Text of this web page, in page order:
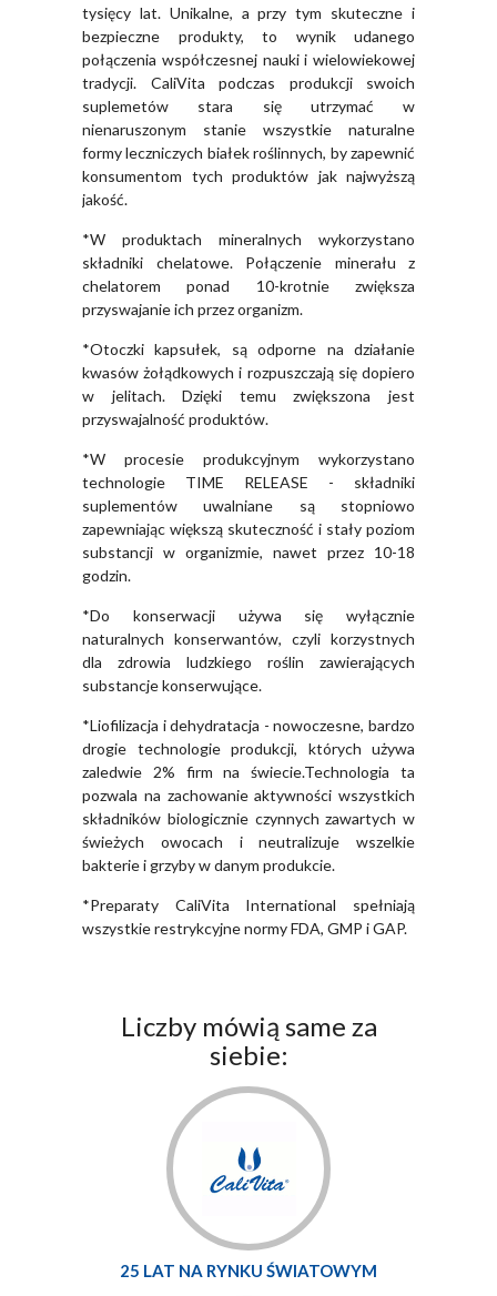
tysięcy lat. Unikalne, a przy tym skuteczne i
bezpieczne produkty, to wynik udanego
połączenia współczesnej nauki i wielowiekowej
tradycji. CaliVita podczas produkcji swoich
suplemetów stara się utrzymać w
nienaruszonym stanie wszystkie naturalne
formy leczniczych białek roślinnych, by zapewnić
konsumentom tych produktów jak najwyższą
jakość.
*W produktach mineralnych wykorzystano
składniki chelatowe. Połączenie minerału z
chelatorem ponad 10-krotnie zwiększa
przyswajanie ich przez organizm.
*Otoczki kapsułek, są odporne na działanie
kwasów żołądkowych i rozpuszczają się dopiero
w jelitach. Dzięki temu zwiększona jest
przyswajalność produktów.
*W procesie produkcyjnym wykorzystano
technologie TIME RELEASE - składniki
suplementów uwalniane są stopniowo
zapewniając większą skuteczność i stały poziom
substancji w organizmie, nawet przez 10-18
godzin.
*Do konserwacji używa się wyłącznie
naturalnych konserwantów, czyli korzystnych
dla zdrowia ludzkiego roślin zawierających
substancje konserwujące.
*Liofilizacja i dehydratacja - nowoczesne, bardzo
drogie technologie produkcji, których używa
zaledwie 2% firm na świecie.Technologia ta
pozwala na zachowanie aktywności wszystkich
składników biologicznie czynnych zawartych w
świeżych owocach i neutralizuje wszelkie
bakterie i grzyby w danym produkcie.
*Preparaty CaliVita International spełniają
wszystkie restrykcyjne normy FDA, GMP i GAP.
Liczby mówią same za
siebie:
25 LAT NA RYNKU ŚWIATOWYM